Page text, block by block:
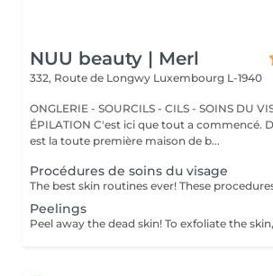
NUU beauty | Merl
332, Route de Longwy Luxembourg L-1940
ONGLERIE - SOURCILS - CILS - SOINS DU
ÉPILATION C'est ici que tout a commencé. Depuis 2022, Merl
est la toute première maison de b...
Procédures de soins du visage
Peelings